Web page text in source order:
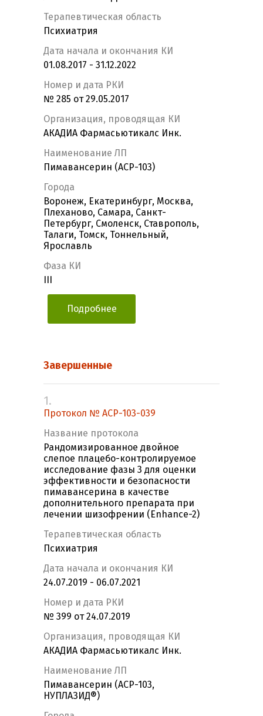
Терапевтическая область
Психиатрия
Дата начала и окончания КИ
01.08.2017 - 31.12.2022
Номер и дата РКИ
№ 285 от 29.05.2017
Организация, проводящая КИ
АКАДИА Фармасьютикалс Инк.
Наименование ЛП
Пимавансерин (ACP-103)
Города
Воронеж, Екатеринбург, Москва,
Плеханово, Самара, Санкт-
Петербург, Смоленск, Ставрополь,
Талаги, Томск, Тоннельный,
Ярославль
Фаза КИ
Подробнее
Завершенные
1.
Протокол № ACP-103-039
Название протокола
Рандомизированное двойное
слепое плацебо-контролируемое
исследование фазы 3 для оценки
эффективности и безопасности
пимавансерина в качестве
дополнительного препарата при
лечении шизофрении (Enhance-2)
Терапевтическая область
Психиатрия
Дата начала и окончания КИ
24.07.2019 - 06.07.2021
Номер и дата РКИ
№ 399 от 24.07.2019
Организация, проводящая КИ
АКАДИА Фармасьютикалс Инк.
Наименование ЛП
Пимавансерин (ACP-103,
НУПЛАЗИД®)